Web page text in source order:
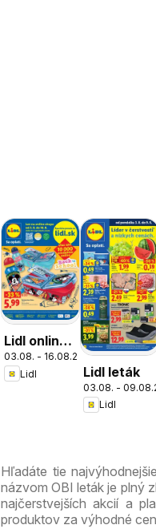
Lidl online
magazín
03.08. - 16.08.2026
Lidl
Lidl leták
03.08. -
Lidl
Hľadáte tie
názvom OBI leták je plný
najčerstvejších akcií a
produktov za výhodné